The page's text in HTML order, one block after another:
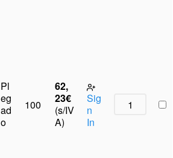
Pl
eg
ad
o
100
62,
23€
(s/IV
A)
Sig
n
In